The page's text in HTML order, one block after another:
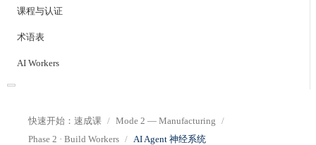
课程与认证
术语表
AI Workers
快速开始：速成课
Mode 2 — Manufacturing
Phase 2 · Build Workers
AI Agent 神经系统